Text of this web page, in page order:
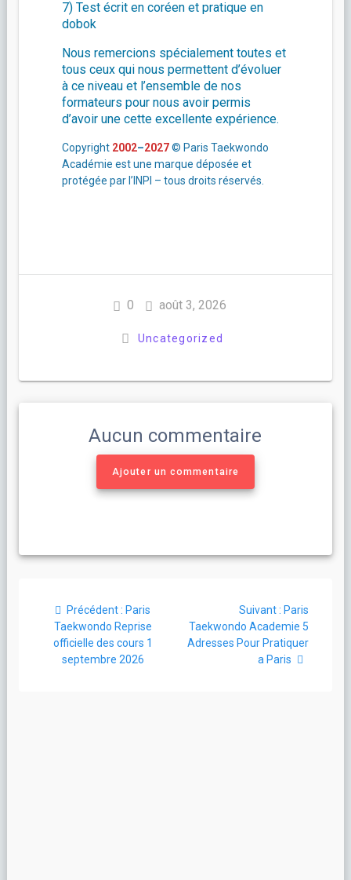
7) Test écrit en coréen et pratique en
dobok
Nous remercions spécialement toutes et
tous ceux qui nous permettent d’évoluer
à ce niveau et l’ensemble de nos
formateurs pour nous avoir permis
d’avoir une cette excellente expérience.
Copyright 2002–2027© Paris Taekwondo
Académie est une marque déposée et
protégée par l’INPI – tous droits réservés.
0 août 3, 2026
Uncategorized
Aucun commentaire
Ajouter un commentaire
l’article
Précédent : Article
précédent
:
Paris
Taekwondo Reprise
officielle des cours 1
septembre 2026
Suivant : Article
suivant
:
Paris
Taekwondo Academie 5
Adresses Pour Pratiquer
a Paris